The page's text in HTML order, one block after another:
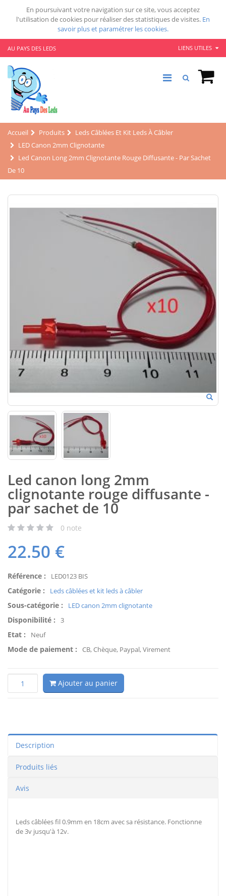
En poursuivant votre navigation sur ce site, vous acceptez
l'utilisation de cookies pour réaliser des statistiques de visites. En
savoir plus et paramétrer les cookies.
AU PAYS DES LEDS LIENS UTILES
Accueil Produits
Leds Câblées Et Kit Leds À Câbler
LED Canon 2mm Clignotante
Led Canon Long 2mm Clignotante Rouge Diffusante - Par Sachet
De 10
Led canon long 2mm
clignotante rouge diffusante -
par sachet de 10
0 note
22.50 €
Référence : LED0123 BIS
Catégorie : Leds câblées et kit leds à câbler
Sous-catégorie : LED canon 2mm clignotante
Disponibilité : 3
Etat : Neuf
Mode de paiement : CB, Chèque, Paypal, Virement
Ajouter au panier
Description
Produits liés
Avis
Leds câblées fil 0.9mm en 18cm avec sa résistance. Fonctionne
de 3v jusqu'à 12v.